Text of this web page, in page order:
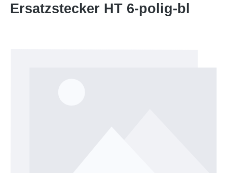
Ersatzstecker HT 6-polig-bl